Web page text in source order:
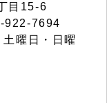
目15-6
922-7694
曜日・日曜